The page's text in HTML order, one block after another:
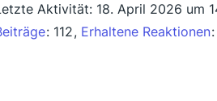
Aktivität: 18. April 2026 um
112 Erhaltene Reaktionen